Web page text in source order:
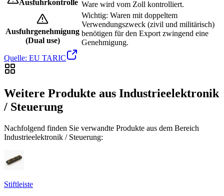
Ausfuhrkontrolle Ware wird vom Zoll kontrolliert.
Ausfuhrgenehmigung
(Dual use)
Wichtig: Waren mit doppeltem
Verwendungszweck (zivil und militärisch)
benötigen für den Export zwingend eine
Genehmigung.
Quelle: EU TARIC
Weitere Produkte aus Industrieelektronik
/ Steuerung
Nachfolgend finden Sie verwandte Produkte aus dem Bereich
Industrieelektronik / Steuerung:
Stiftleiste